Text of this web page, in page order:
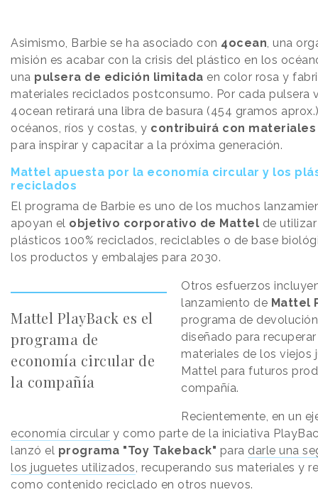
Asimismo, Barbie se ha asociado con 4ocean , una
misión es acabar con la crisis del plástico en los
una pulsera de edición limitada en color rosa y
materiales reciclados postconsumo. Por cada pulsera
4ocean retirará una libra de basura (454 gramos
océanos, ríos y costas, y contribuirá con
para inspirar y capacitar a la próxima generación.
Mattel apuesta por la economía circular y los
reciclados
El programa de Barbie es uno de los muchos
apoyan el objetivo corporativo de Mattel de
plásticos 100% reciclados, reciclables o de base
los productos y embalajes para 2030.
Mattel PlayBack es el
programa de
economía circular de
la compañía
Otros esfuerzos
lanzamiento de Mattel
programa de
diseñado para
materiales de los viejos
Mattel para futuros
compañía.
Recientemente, en un
economía circular y como parte de la iniciativa
lanzó el programa "Toy Takeback" para darle una
los juguetes utilizados , recuperando sus materiales y
como contenido reciclado en otros nuevos.